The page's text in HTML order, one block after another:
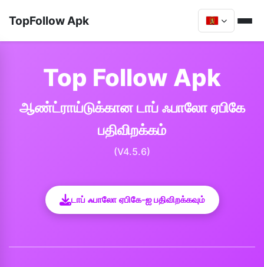
TopFollow Apk
Top Follow Apk
ஆண்ட்ராய்டுக்கான டாப் ஃபாலோ ஏபிகே
பதிவிறக்கம்
(V4.5.6)
டாப் ஃபாலோ ஏபிகே-ஐ பதிவிறக்கவும்